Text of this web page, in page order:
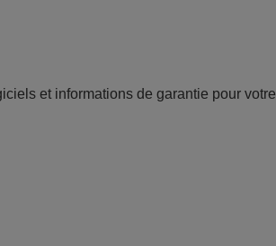
et informations de garantie pour votre